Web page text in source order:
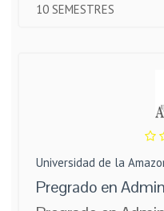
10 SEMESTRES
Universidad de la
Pregrado en